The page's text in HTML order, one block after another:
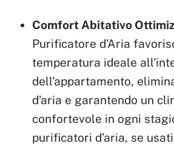
Comfort Abitativo
Purificatore d’Aria
temperatura ideale
dell’appartamento,
d’aria e garantendo un
confortevole in ogni
purificatori d’aria, se